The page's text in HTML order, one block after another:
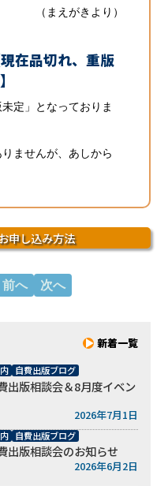
（まえがきより）
在品切れ、重版
定」となっておりま
ませんが、あしから
申し込み方法
前へ 次へ
新着一覧
自費出版ブログ
出版相談会＆8月度イベン
2026年7月1日
自費出版ブログ
出版相談会のお知らせ
2026年6月2日